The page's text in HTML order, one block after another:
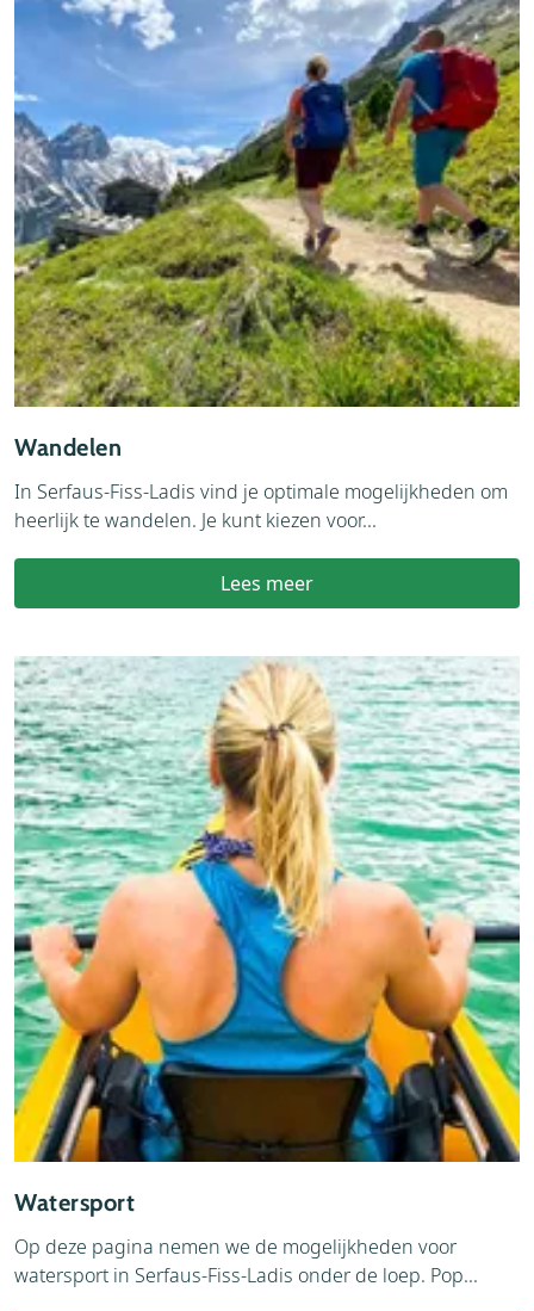
Wandelen
In Serfaus-Fiss-Ladis vind je optimale mogelijkheden om
heerlijk te wandelen. Je kunt kiezen voor...
Lees meer
Watersport
Op deze pagina nemen we de mogelijkheden voor
watersport in Serfaus-Fiss-Ladis onder de loep. Pop...